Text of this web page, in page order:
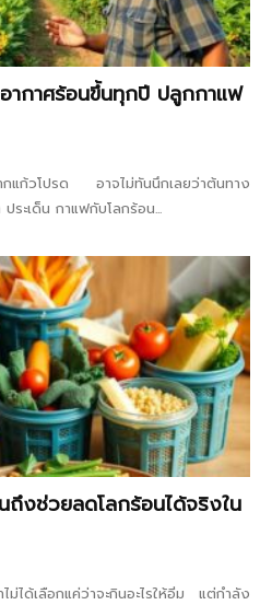
ากาศร้อนขึ้นทุกปี ปลูกกาแฟ
กแก้วโปรด อาจไม่ทันนึกเลยว่าต้นทาง
ระเด็น กาแฟกับโลกร้อน...
ถึงช่วยลดโลกร้อนได้จริงใน
ม่ได้เลือกแค่ว่าจะกินอะไรให้อิ่ม แต่กำลัง